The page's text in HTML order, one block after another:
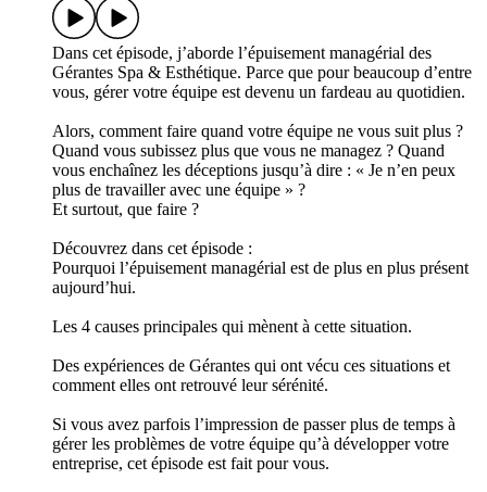
Dans cet épisode, j’aborde l’épuisement managérial des
Gérantes Spa & Esthétique. Parce que pour beaucoup d’entre
vous, gérer votre équipe est devenu un fardeau au quotidien.
Alors, comment faire quand votre équipe ne vous suit plus ?
Quand vous subissez plus que vous ne managez ? Quand
vous enchaînez les déceptions jusqu’à dire : « Je n’en peux
plus de travailler avec une équipe » ?
Et surtout, que faire ?
Découvrez dans cet épisode :
Pourquoi l’épuisement managérial est de plus en plus présent
aujourd’hui.
Les 4 causes principales qui mènent à cette situation.
Des expériences de Gérantes qui ont vécu ces situations et
comment elles ont retrouvé leur sérénité.
Si vous avez parfois l’impression de passer plus de temps à
gérer les problèmes de votre équipe qu’à développer votre
entreprise, cet épisode est fait pour vous.